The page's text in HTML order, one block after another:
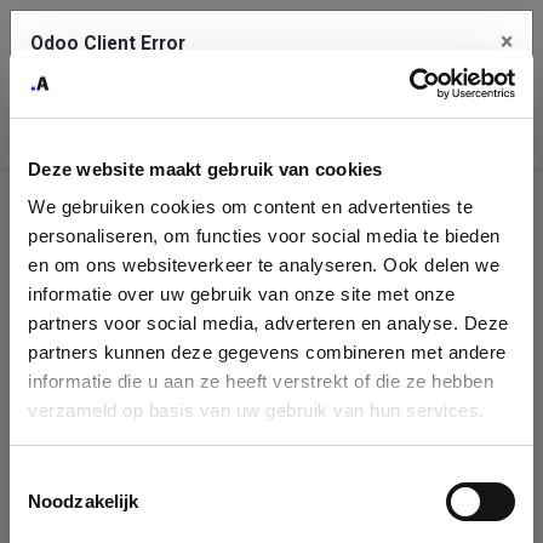
Deze website maakt gebruik van cookies
We gebruiken cookies om content en advertenties te
personaliseren, om functies voor social media te bieden
en om ons websiteverkeer te analyseren. Ook delen we
informatie over uw gebruik van onze site met onze
partners voor social media, adverteren en analyse. Deze
partners kunnen deze gegevens combineren met andere
informatie die u aan ze heeft verstrekt of die ze hebben
verzameld op basis van uw gebruik van hun services.
Noodzakelijk
Company
Identification
Please fill in your company details
You can search a company in our database by name, VAT or
enterprise ID. When a company is selected it will auto-complete the
form. If you don't find your company in our database, you can create
Odoo Client Error ×
service.
See details
Ok